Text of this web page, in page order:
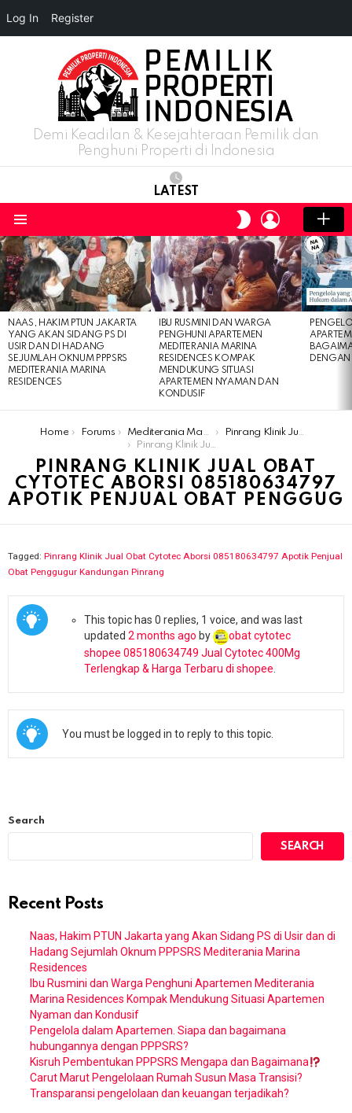
Demi Keadilan & Kesejahteraan Pemilik dan
Penghuni Properti di Indonesia
LATEST
SWITCH
SKIN
LOGIN
LATEST
STORIES
NAAS, HAKIM PTUN JAKARTA
YANG AKAN SIDANG PS DI
USIR DAN DI HADANG
SEJUMLAH OKNUM PPPSRS
MEDITERANIA MARINA
RESIDENCES
IBU RUSMINI DAN WARGA
PENGHUNI APARTEMEN
MEDITERANIA MARINA
RESIDENCES KOMPAK
MENDUKUNG SITUASI
APARTEMEN NYAMAN DAN
KONDUSIF
DENGAN
You are here:
Home Forums Mediterania Marina Residences
Pinrang Klinik Jual Obat Cytotec Aborsi 085180634797 Apotik Penjual Obat Penggugur Kandungan Pinrang
Pinrang Klinik Jual Obat Cytotec Aborsi 085180634797 Apotik Penjual Obat Penggug
PINRANG KLINIK JUAL OBAT
CYTOTEC ABORSI 085180634797
APOTIK PENJUAL OBAT PENGGUG
Tagged: Pinrang Klinik Jual Obat Cytotec Aborsi 085180634797 Apotik Penjual
Obat Penggugur Kandungan Pinrang
This topic has 0 replies, 1 voice, and was last
updated 2 months ago by
obat cytotec
shopee 085180634749 Jual Cytotec 400Mg
Terlengkap & Harga Terbaru di shopee.
You must be logged in to reply to this topic.
Search
SEARCH
Recent Posts
Naas, Hakim PTUN Jakarta yang Akan Sidang PS di Usir dan di
Hadang Sejumlah Oknum PPPSRS Mediterania Marina
Residences
Ibu Rusmini dan Warga Penghuni Apartemen Mediterania
Marina Residences Kompak Mendukung Situasi Apartemen
Nyaman dan Kondusif
Pengelola dalam Apartemen. Siapa dan bagaimana
hubungannya dengan PPPSRS?
Kisruh Pembentukan PPPSRS Mengapa dan Bagaimana
Carut Marut Pengelolaan Rumah Susun Masa Transisi?
Transparansi pengelolaan dan keuangan terjadikah?
Log In Register